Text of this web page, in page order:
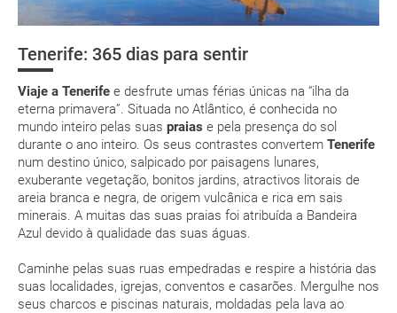
Tenerife: 365 dias para sentir
Viaje a Tenerife e desfrute umas férias únicas na “ilha da
eterna primavera”. Situada no Atlântico, é conhecida no
mundo inteiro pelas suas praias e pela presença do sol
durante o ano inteiro. Os seus contrastes convertem Tenerife
num destino único, salpicado por paisagens lunares,
exuberante vegetação, bonitos jardins, atractivos litorais de
areia branca e negra, de origem vulcânica e rica em sais
minerais. A muitas das suas praias foi atribuída a Bandeira
Azul devido à qualidade das suas águas.
Caminhe pelas suas ruas empedradas e respire a história das
suas localidades, igrejas, conventos e casarões. Mergulhe nos
seus charcos e piscinas naturais, moldadas pela lava ao
conhecida internacionalmente como "a Ilha da eterna
Primavera". Um privilegiado clima que lhe permitirá desfrutar
actividades ao ar livre, banhar-se em paradisíacas praias,
mágicas excursões. Imagina desfrutar o Verão em pleno
Inverno? Não se esqueça do fato de banho e do protector
solar!
O clima em Tenerife é temperado durante o ano inteiro.
Nos meses de Verão o calor é mais intenso e a ilha
recebe mais turistas.
Não estranhe se sentir que a temperatura varia em
poucos quilómetros! Quando subir ao Teide, leve roupa
quente.
ano no sul e mais precipitações e humidade no norte.
Junto ao mar e dentro de água os raio solares são
igualmente intensos. Proteja-se com protector solar!
Onde alojar-se?
Assistência Sanitária
Moeda e aduanas
deverá imprimi-la
suplemento extra
pacote de
férias
Posso cancelar ou modificar a reserva da viagem?
cancelamento ou modificação da viagem?